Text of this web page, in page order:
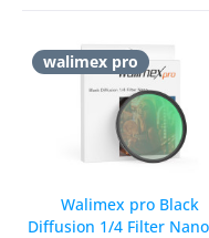
walimex pro
Walimex pro Black
Diffusion 1/4 Filter